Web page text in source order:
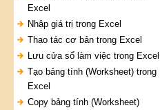
Excel
Nhập giá trị trong Excel
Thao tác cơ bản trong Excel
Lưu cửa sổ làm việc trong Excel
Tạo bảng tính (Worksheet) trong
Excel
Copy bảng tính (Worksheet)